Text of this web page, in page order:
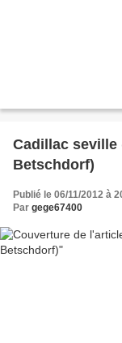
Cadillac seville
Betschdorf)
Publié le 06/11/2012 à
Par gege67400